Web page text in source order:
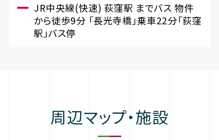
JR中央線(快速) 荻窪駅 までバス 物件
から徒歩9分 「長光寺橋」乗車22分「荻窪
駅」バス停
周辺マップ・施設